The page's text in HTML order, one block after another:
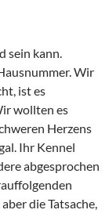
sein kann.
Wir
ist es
wollten es
Herzens
Ihr Kennel
abgesprochen
die Tatsache,